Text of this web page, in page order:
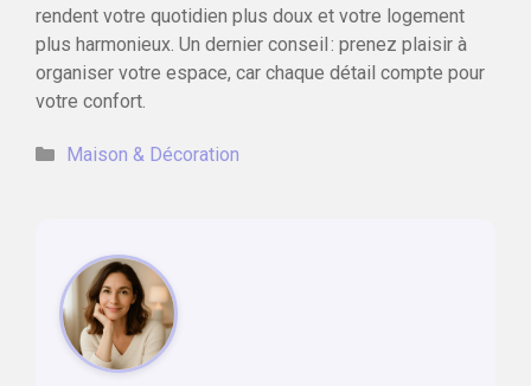
rendent votre quotidien plus doux et votre logement
plus harmonieux. Un dernier conseil : prenez plaisir à
organiser votre espace, car chaque détail compte pour
votre confort.
Catégories
Maison & Décoration